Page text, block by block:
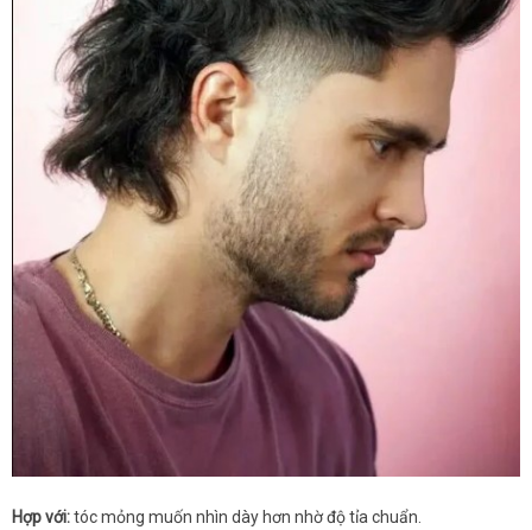
Hợp với:tóc mỏng muốn nhìn dày hơn nhờ độ tỉa chuẩn.